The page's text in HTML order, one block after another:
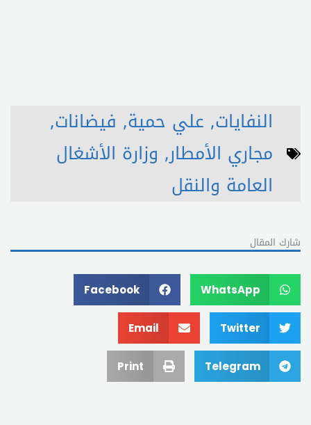
النفايات, علي حمية, فيضانات,
مجاري الأمطار, وزارة الأشغال
العامة والنقل
شارك المقال
WhatsApp
Facebook
Twitter
Email
Telegram
Print